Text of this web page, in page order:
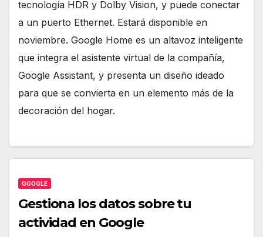
tecnología HDR y Dolby Vision, y puede conectar
a un puerto Ethernet. Estará disponible en
noviembre. Google Home es un altavoz inteligente
que integra el asistente virtual de la compañía,
Google Assistant, y presenta un diseño ideado
para que se convierta en un elemento más de la
decoración del hogar.
GOOGLE
Gestiona los datos sobre tu
actividad en Google